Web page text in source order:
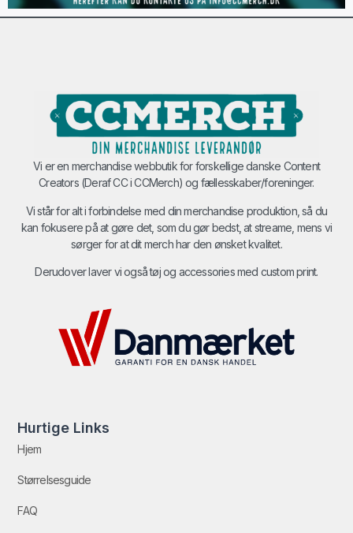
Vi er en merchandise webbutik for forskellige danske Content
Creators (Deraf CC i CCMerch) og fællesskaber/foreninger.
Vi står for alt i forbindelse med din merchandise produktion, så du
kan fokusere på at gøre det, som du gør bedst, at streame, mens vi
sørger for at dit merch har den ønsket kvalitet.
Derudover laver vi også tøj og accessories med custom print.
Hurtige Links
Hjem
Størrelsesguide
FAQ